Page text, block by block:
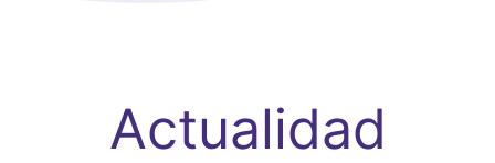
Actualidad